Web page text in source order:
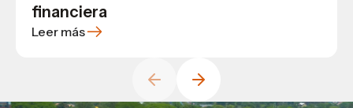
financiera
Leer más
Leer más
altamente demandado
Leer más